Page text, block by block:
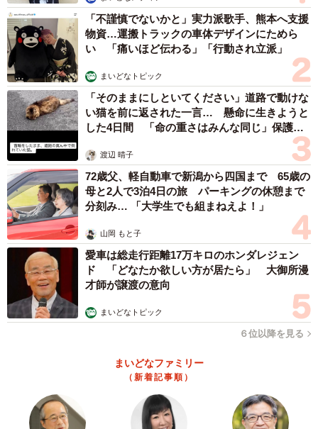
4/7
サマージャンボでは、2等の100万円が当選しました。
サマージャンボは2883人で約2300万を投資して、7万7868
枚を購入。2等100万円が1本、3等1万円が6本、4等3000円
が792本、5等300円が7771本当選し、計576万7300円を回
収した。約1750万円のマイナスだったため、「宝くじは引
退かな…」と思っていたが、「年末もやりませんか？」と
の声があり、再び共同購入を呼び掛けたという。
「年末ジャンボでは、トレード収益で1億円以上を稼ぐ『億
トレーダー』の方が参加・拡散してくれて、人数が増えま
した。稼いでいる人がいるグループ＝強運＝確率の壁を乗
り越えて当たるかも？！という発想で。誰でも匿名で1枚
300円から参加できる仕組みなので、お祭り感覚で参加して
くれた人も多いと思います」と女性。最終的に、8039人が
参加した。
「不謹慎でないかと」実力派歌手、熊本へ支援
物資…運搬トラックの車体デザインにためら
い 「痛いほど伝わる」「行動され立派」
まいどなトピック
「そのままにしといてください」道路で動けな
い猫を前に返された一言… 懸命に生きようと
した4日間 「命の重さはみんな同じ」保護団
渡辺 晴子
72歳父、軽自動車で新潟から四国まで 65歳の
母と2人で3泊4日の旅 パーキングの休憩まで
分刻み… 「大学生でも組まねえよ！」
山岡 もと子
愛車は総走行距離17万キロのホンダレジェン
ド 「どなたか欲しい方が居たら」 大御所漫
才師が譲渡の意向
まいどなトピック
６位以降を見る
まいどなファミリー
（新着記事順）